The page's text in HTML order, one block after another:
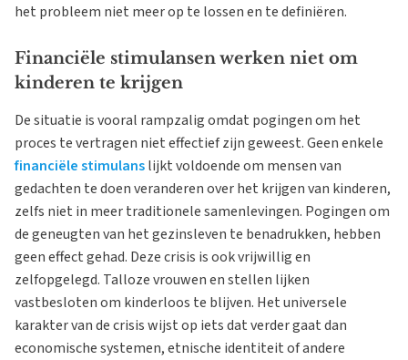
het probleem niet meer op te lossen en te definiëren.
Financiële stimulansen werken niet om
kinderen te krijgen
De situatie is vooral rampzalig omdat pogingen om het
proces te vertragen niet effectief zijn geweest. Geen enkele
financiële stimulanslijkt voldoende om mensen van
gedachten te doen veranderen over het krijgen van kinderen,
zelfs niet in meer traditionele samenlevingen. Pogingen om
de geneugten van het gezinsleven te benadrukken, hebben
geen effect gehad. Deze crisis is ook vrijwillig en
zelfopgelegd. Talloze vrouwen en stellen lijken
vastbesloten om kinderloos te blijven. Het universele
karakter van de crisis wijst op iets dat verder gaat dan
economische systemen, etnische identiteit of andere